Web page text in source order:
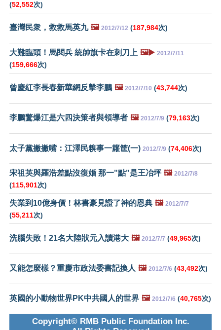
(52,552次)
臺灣民衆，救救馬英九 🖼️ 2012/7/12 (187,984次)
大難臨頭！馬閱兵 統帥旗卡在刺刀上 🖼️▶️ 2012/7/11
(159,666次)
曾慶紅李長春新華網反擊李鵬 🖼️ 2012/7/10 (43,744次)
李鵬驚爆江是六四決策者與領導者 🖼️ 2012/7/9 (79,163次)
太子黨撇撇嘴：江澤民糗事一籮筐(一) 2012/7/9 (74,406次)
宋祖英與羅浩差點沒復婚 那一"點"是王冶坪 🖼️ 2012/7/8
(115,901次)
失業到10億身價！林書豪見證了神的恩典 🖼️ 2012/7/7
(55,211次)
洗腦失敗！21名大陸狀元入讀港大 🖼️ 2012/7/7 (49,965次)
又能怎麼樣？重慶市政法委書記換人 🖼️ 2012/7/6 (43,492次)
英國的小動物世界PK中共國人的世界 🖼️ 2012/7/6 (40,765次)
Copyright© RMB Public Foundation Inc.